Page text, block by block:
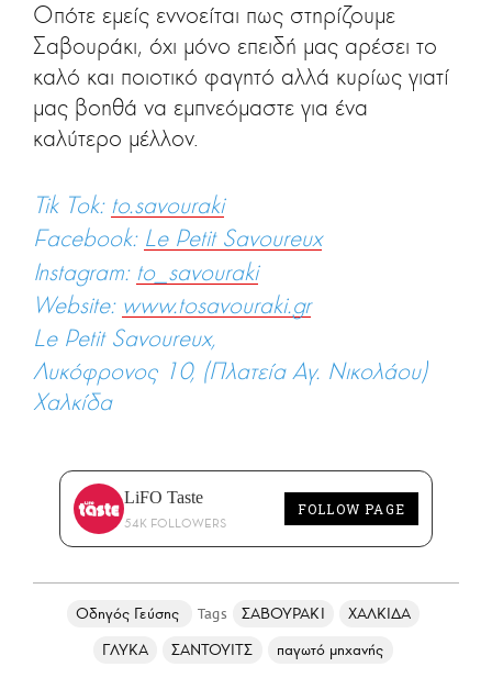
Οπότε εμείς εννοείται πως στηρίζουμε
Σαβουράκι, όχι μόνο επειδή μας αρέσει το
καλό και ποιοτικό φαγητό αλλά κυρίως γιατί
μας βοηθά να εμπνεόμαστε για ένα
καλύτερο μέλλον.
Tik Tok: to.savouraki
Facebook: Le Petit Savoureux
Instagram: to_savouraki
Website: www.tosavouraki.gr
Le Petit Savoureux,
Λυκόφρονος 10, (Πλατεία Αγ. Νικολάου)
Χαλκίδα
LiFO Taste
54K FOLLOWERS
FOLLOW PAGE
Οδηγός Γεύσης ΣΑΒΟΥΡΑΚΙ
ΧΑΛΚΙΔΑ
ΓΛΥΚΑ
ΣΑΝΤΟΥΙΤΣ παγωτό μηχανής